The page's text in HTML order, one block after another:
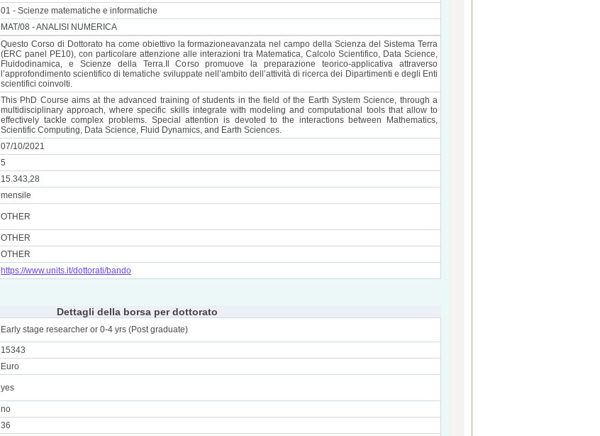
01 - Scienze matematiche e informatiche
MAT/08 - ANALISI NUMERICA
Questo Corso di Dottorato ha come obiettivo la formazioneavanzata nel campo della Scienza del Sistema Terra
(ERC panel PE10), con particolare attenzione alle interazioni tra Matematica, Calcolo Scientifico, Data Science,
Fluidodinamica, e Scienze della Terra.Il Corso promuove la preparazione teorico-applicativa attraverso
l’approfondimento scientifico di tematiche sviluppate nell’ambito dell’attività di ricerca dei Dipartimenti e degli Enti
scientifici coinvolti.
This PhD Course aims at the advanced training of students in the field of the Earth System Science, through a
multidisciplinary approach, where specific skills integrate with modeling and computational tools that allow to
effectively tackle complex problems. Special attention is devoted to the interactions between Mathematics,
Scientific Computing, Data Science, Fluid Dynamics, and Earth Sciences.
07/10/2021
5
15.343,28
mensile
OTHER
OTHER
OTHER
https://www.units.it/dottorati/bando
Dettagli della borsa per dottorato
Early stage researcher or 0-4 yrs (Post graduate)
15343
Euro
yes
no
36